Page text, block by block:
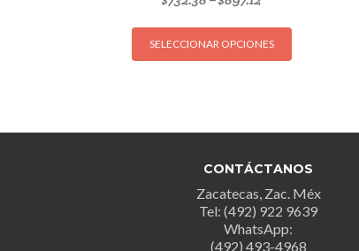
SELECCIONAR OPCIONES
Este
Las
se
pueden
elegir
en
CONTÁCTANOS
Zacatecas, Zac. Méx
Tel: (492) 922 9639
WhatsApp:
(492) 493-4968